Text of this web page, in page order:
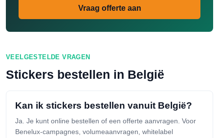
Vraag offerte aan
VEELGESTELDE VRAGEN
Stickers bestellen in België
Kan ik stickers bestellen vanuit België?
Ja. Je kunt online bestellen of een offerte aanvragen. Voor
Benelux-campagnes, volumeaanvragen, whitelabel